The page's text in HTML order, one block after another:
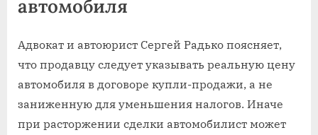
автомобиля
Адвокат и автоюрист Сергей Радько поясняет,
что продавцу следует указывать реальную цену
автомобиля в договоре купли-продажи, а не
заниженную для уменьшения налогов. Иначе
при расторжении сделки автомобилист может